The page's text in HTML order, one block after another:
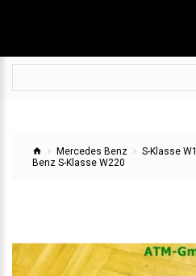
Mercedes Benz S-Klasse
Benz S-Klasse W220